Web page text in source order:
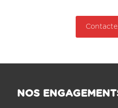
NOS